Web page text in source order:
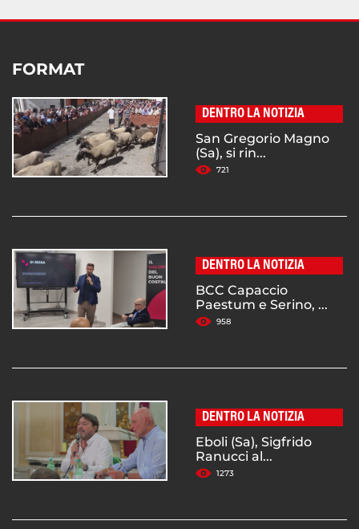
FORMAT
DENTRO LA NOTIZIA
San Gregorio Magno
(Sa), si rin...
721
DENTRO LA NOTIZIA
BCC Capaccio
Paestum e Serino, ...
958
DENTRO LA NOTIZIA
Eboli (Sa), Sigfrido
Ranucci al...
1273